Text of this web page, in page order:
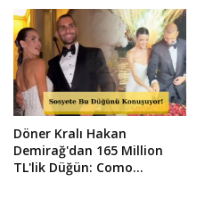
Döner Kralı Hakan
Demirağ'dan 165 Million
TL'lik Düğün: Como